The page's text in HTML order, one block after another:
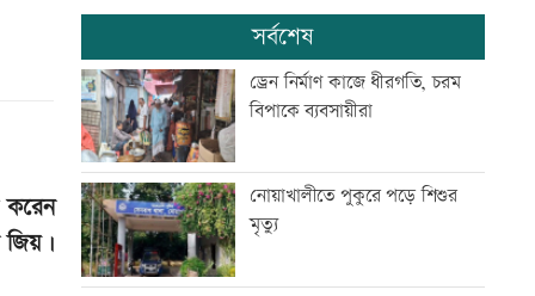
করেন
জিয়।
সর্বশেষ
ড্রেন নির্মাণ কাজে ধীরগতি, চরম
বিপাকে ব্যবসায়ীরা
নোয়াখালীতে পুকুরে পড়ে শিশুর
মৃত্যু